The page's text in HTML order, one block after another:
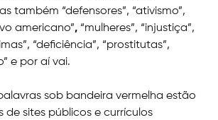
também “defensores”, “ativismo”,
americano”, “mulheres”, “injustiça”,
“deficiência”, “prostitutas”,
e por aí vai.
sob bandeira vermelha estão
sites públicos e currículos